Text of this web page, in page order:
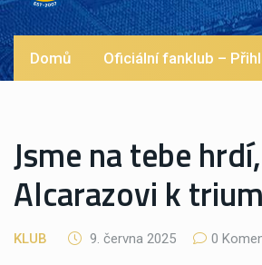
Domů Oficiální fanklub –
Jsme na tebe
Alcarazovi k
KLUB 9. června 2025 0